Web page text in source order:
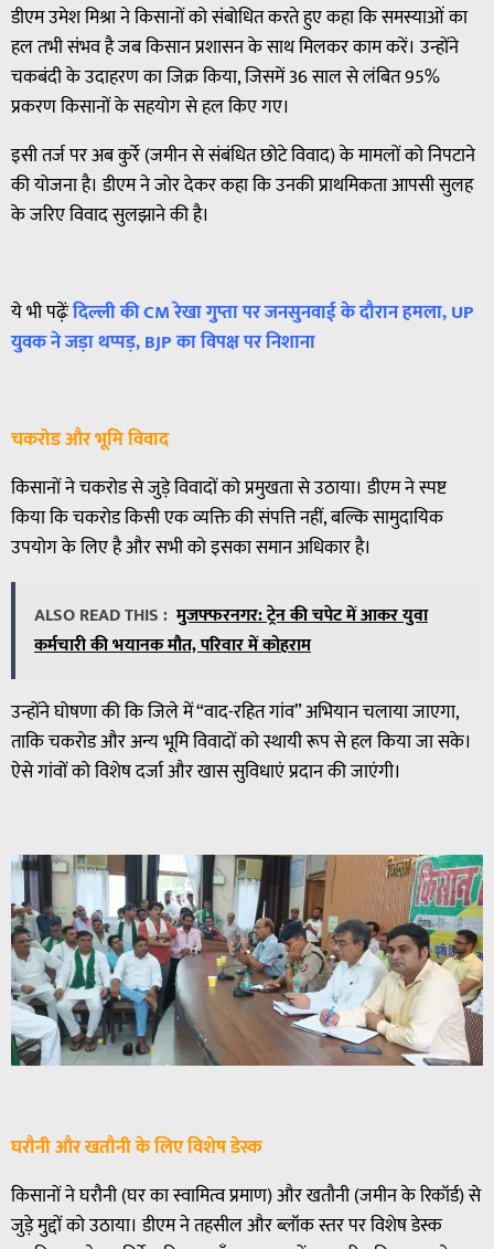
डीएम उमेश मिश्रा ने किसानों को संबोधित करते हुए कहा कि समस्याओं का
हल तभी संभव है जब किसान प्रशासन के साथ मिलकर काम करें। उन्होंने
चकबंदी के उदाहरण का जिक्र किया, जिसमें 36 साल से लंबित 95%
प्रकरण किसानों के सहयोग से हल किए गए।
इसी तर्ज पर अब कुर्रे (जमीन से संबंधित छोटे विवाद) के मामलों को निपटाने
की योजना है। डीएम ने जोर देकर कहा कि उनकी प्राथमिकता आपसी सुलह
के जरिए विवाद सुलझाने की है।
ये भी पढ़ेंःदिल्ली की CM रेखा गुप्ता पर जनसुनवाई के दौरान हमला, UP
युवक ने जड़ा थप्पड़, BJP का विपक्ष पर निशाना
चकरोड और भूमि विवाद
किसानों ने चकरोड से जुड़े विवादों को प्रमुखता से उठाया। डीएम ने स्पष्ट
किया कि चकरोड किसी एक व्यक्ति की संपत्ति नहीं, बल्कि सामुदायिक
उपयोग के लिए है और सभी को इसका समान अधिकार है।
ALSO READ THIS : मुजफ्फरनगर: ट्रेन की चपेट में आकर युवा
कर्मचारी की भयानक मौत, परिवार में कोहराम
उन्होंने घोषणा की कि जिले में “वाद-रहित गांव” अभियान चलाया जाएगा,
ताकि चकरोड और अन्य भूमि विवादों को स्थायी रूप से हल किया जा सके।
ऐसे गांवों को विशेष दर्जा और खास सुविधाएं प्रदान की जाएंगी।
घरौनी और खतौनी के लिए विशेष डेस्क
किसानों ने घरौनी (घर का स्वामित्व प्रमाण) और खतौनी (जमीन के रिकॉर्ड) से
जुड़े मुद्दों को उठाया। डीएम ने तहसील और ब्लॉक स्तर पर विशेष डेस्क